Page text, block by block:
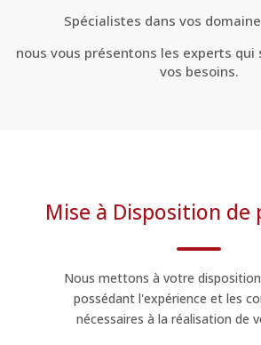
Spécialistes dans vos
nous vous présentons les experts qui
vos besoins.
Mise à Disposition de
Nous mettons à votre
possédant l'expérience et les
nécessaires à la réalisation de